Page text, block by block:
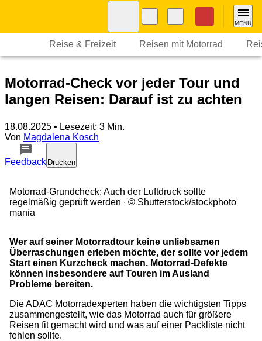
Seiteninhalt Fußzeile
Nothilfe
MENÜ
Reise & Freizeit Reisen mit Motorrad
Motorrad-Check vor jeder Tour und
langen Reisen: Darauf ist zu achten
18.08.2025 • Lesezeit: 3 Min.
Von Magdalena Kosch
Feedback Drucken
Motorrad-Grundcheck: Auch der Luftdruck sollte
regelmäßig geprüft werden
© Shutterstock/stockphoto
mania
Wer auf seiner Motorradtour keine unliebsamen
Überraschungen erleben möchte, der sollte vor jedem
Start einen Kurzcheck machen. Motorrad-Defekte
können insbesondere auf Touren im Ausland
Probleme bereiten.
Die ADAC Motorradexperten haben die wichtigsten Tipps
zusammengestellt, wie das Motorrad auch für größere
Reisen fit gemacht wird und was auf einer Packliste nicht
fehlen sollte.